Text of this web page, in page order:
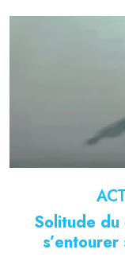
Solitude du